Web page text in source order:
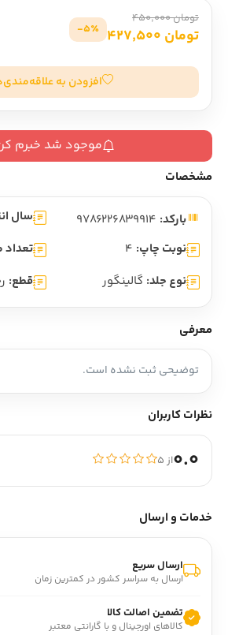
تومان 450,000
تومان 427,500 5٪-
افزودن به
موجود شد خبرم
مشخصات
بارکد: سال
نوبت چاپ: 4
نوع جلد: گالینگور قطع:
معرفی
توضیحی ثبت نشده است.
نظرات کاربران
0.0از ۵
خدمات و ارسال
ارسال سریع
ارسال به سراسر کشور در کمترین زمان
تضمین اصالت کالا
کالاهای اورجینال و با گارانتی معتبر